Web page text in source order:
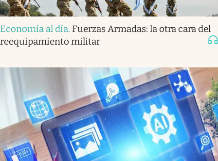
Economía al día. Fuerzas Armadas: la otra cara del
reequipamiento militar